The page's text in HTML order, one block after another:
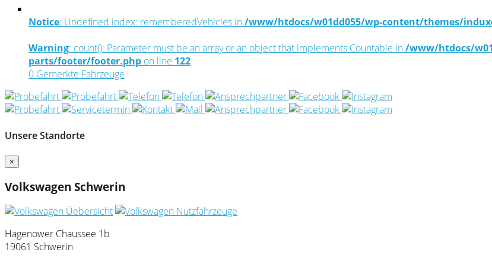
Notice: Undefined index: rememberedVehicles in/www/htdocs/w01dd055/wp-content/themes/
Warning: count(): Parameter must be an array or an object that implements Countable in/www/htdocs/
parts/footer/footer.php on line 122
0 Gemerkte Fahrzeuge
Unsere Standorte
×
Volkswagen Schwerin
Hagenower Chaussee 1b
19061 Schwerin